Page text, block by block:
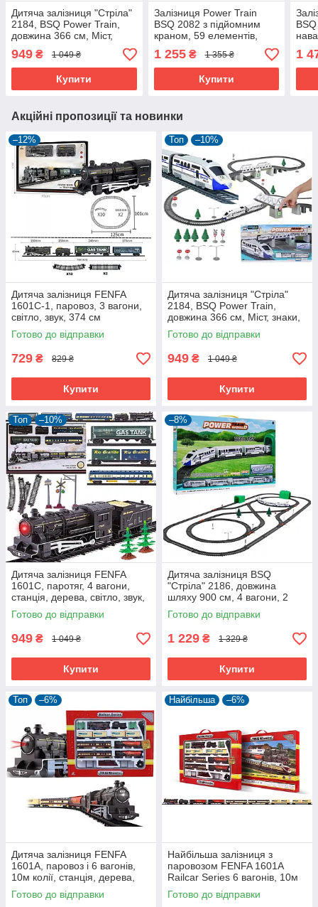
Дитяча залізниця "Стріла"
2184, BSQ Power Train,
довжина 366 см, Міст,
949 ₴ 1 049 ₴
Купити
Залізниця Power Train
BSQ 2082 з підйомним
краном, 59 елементів,
1 255₴ 1 355 ₴
Купити
1
Акційні пропозиції та новинки
–12%
Дитяча залізниця FENFA
1601С-1, паровоз, 3 вагони,
світло, звук, 374 см
Готово до відправки
729 ₴ 829 ₴
Купити
Топ –10%
Дитяча залізниця "Стріла"
2184, BSQ Power Train,
довжина 366 см, Міст, знаки,
дерева
Готово до відправки
949 ₴ 1 049 ₴
Купити
Топ –10%
Дитяча залізниця FENFA
1601С, паротяг, 4 вагони,
станція, дерева, світло, звук,
586 см
Готово до відправки
949 ₴ 1 049 ₴
Купити
–8%
Дитяча залізниця BSQ
"Стріла" 2186, довжина
шляху 900 см, 4 вагони, 2
тунелі
Готово до відправки
1 229 ₴ 1 329 ₴
Купити
Топ –6%
Дитяча залізниця FENFA
1601А, паровоз і 6 вагонів,
10м колії, станція, дерева,
світло, звук
Готово до відправки
Найбільша –6%
Найбільша залізниця з
паровозом FENFA 1601А
Railcar Series 6 вагонів, 10м
колії, звук, світло, станція,
дерева
Готово до відправки